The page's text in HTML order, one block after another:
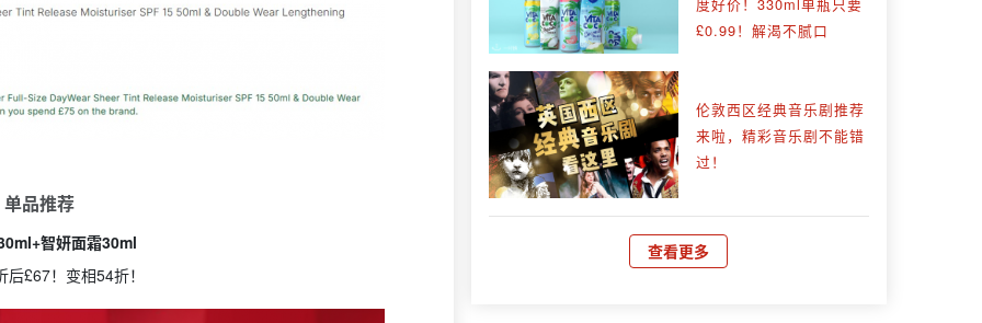
单品推荐
智妍面霜30ml
£67！变相54折！
£0.99！解渴不腻口
伦敦西区经典音乐剧推荐
来啦，精彩音乐剧不能错
过！
查看更多